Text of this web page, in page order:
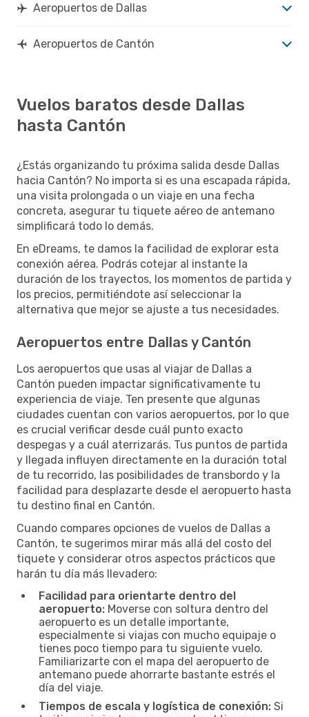
Aeropuertos de Dallas
Aeropuertos de Cantón
Vuelos baratos desde Dallas
hasta Cantón
¿Estás organizando tu próxima salida desde Dallas
hacia Cantón? No importa si es una escapada rápida,
una visita prolongada o un viaje en una fecha
concreta, asegurar tu tiquete aéreo de antemano
simplificará todo lo demás.
En eDreams, te damos la facilidad de explorar esta
conexión aérea. Podrás cotejar al instante la
duración de los trayectos, los momentos de partida y
los precios, permitiéndote así seleccionar la
alternativa que mejor se ajuste a tus necesidades.
Aeropuertos entre Dallas y Cantón
Los aeropuertos que usas al viajar de Dallas a
Cantón pueden impactar significativamente tu
experiencia de viaje. Ten presente que algunas
ciudades cuentan con varios aeropuertos, por lo que
es crucial verificar desde cuál punto exacto
despegas y a cuál aterrizarás. Tus puntos de partida
y llegada influyen directamente en la duración total
de tu recorrido, las posibilidades de transbordo y la
facilidad para desplazarte desde el aeropuerto hasta
tu destino final en Cantón.
Cuando compares opciones de vuelos de Dallas a
Cantón, te sugerimos mirar más allá del costo del
tiquete y considerar otros aspectos prácticos que
harán tu día más llevadero:
Facilidad para orientarte dentro del
aeropuerto: Moverse con soltura dentro del
aeropuerto es un detalle importante,
especialmente si viajas con mucho equipaje o
tienes poco tiempo para tu siguiente vuelo.
Familiarizarte con el mapa del aeropuerto de
antemano puede ahorrarte bastante estrés el
día del viaje.
Tiempos de escala y logística de conexión: Si